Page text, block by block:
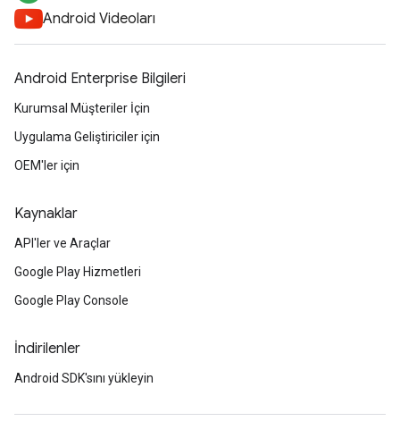
Android Videoları
Android Enterprise Bilgileri
Kurumsal Müşteriler İçin
Uygulama Geliştiriciler için
OEM'ler için
Kaynaklar
API'ler ve Araçlar
Google Play Hizmetleri
Google Play Console
İndirilenler
Android SDK'sını yükleyin